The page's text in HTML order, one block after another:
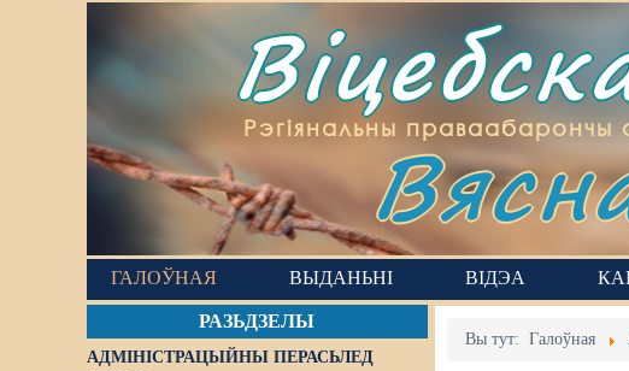
Рэгіянальны праваабарончы
ГАЛОЎНАЯ ВЫДАНЬНІ ВІДЭА
РАЗЬДЗЕЛЫ
АДМІНІСТРАЦЫЙНЫ ПЕРАСЬЛЕД
Вы тут:Галоўная